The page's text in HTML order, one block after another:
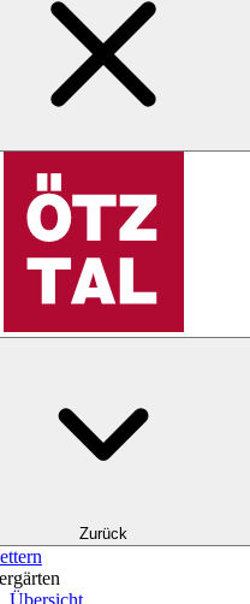
Zurück
Übersicht